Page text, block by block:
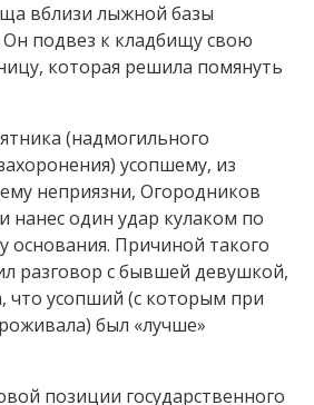
вблизи лыжной базы
подвез к кладбищу свою
которая решила помянуть
(надмогильного
усопшему, из
неприязни, Огородников
нанес один удар кулаком по
основания. Причиной такого
разговор с бывшей девушкой,
что усопший (с которым при
был «лучше»
позиции государственного